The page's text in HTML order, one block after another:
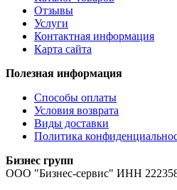
Отзывы
Услуги
Контактная информация
Карта сайта
Полезная информация
Способы оплаты
Условия возврата
Виды доставки
Политика
Бизнес групп
ООО "Бизнес-сервис" ИНН